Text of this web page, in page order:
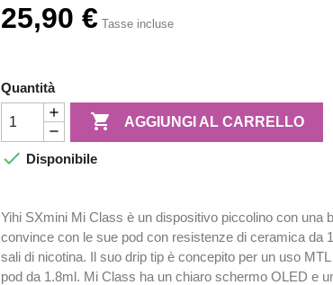
25,90 € Tasse incluse
Quantità
 AGGIUNGI AL CARRELLO
 Disponibile
Yihi SXmini Mi Class è un dispositivo piccolino con una
convince con le sue pod con resistenze di ceramica da
sali di nicotina. Il suo drip tip è concepito per un uso
pod da 1.8ml. Mi Class ha un chiaro schermo OLED e